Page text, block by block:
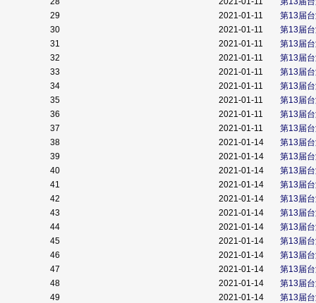
29
2021-01-11
第13届
30
2021-01-11
第13届
31
2021-01-11
第13届
32
2021-01-11
第13届
33
2021-01-11
第13届
34
2021-01-11
第13届
35
2021-01-11
第13届
36
2021-01-11
第13届
37
2021-01-11
第13届
38
2021-01-14
第13届
39
2021-01-14
第13届
40
2021-01-14
第13届
41
2021-01-14
第13届
42
2021-01-14
第13届
43
2021-01-14
第13届
44
2021-01-14
第13届
45
2021-01-14
第13届
46
2021-01-14
第13届
47
2021-01-14
第13届
48
2021-01-14
第13届
49
2021-01-14
第13届